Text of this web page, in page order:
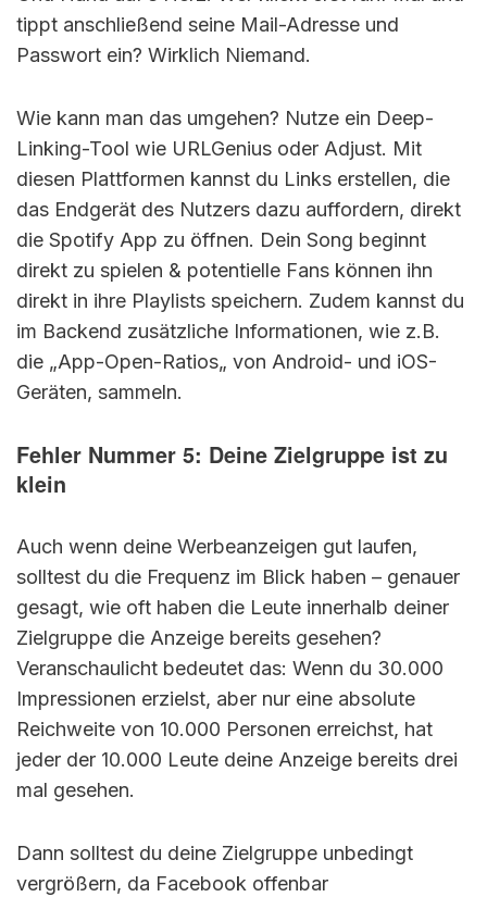
tippt anschließend seine Mail-Adresse und
Passwort ein? Wirklich Niemand.
Wie kann man das umgehen? Nutze ein Deep-
Linking-Tool wie URLGenius oder Adjust. Mit
diesen Plattformen kannst du Links erstellen, die
das Endgerät des Nutzers dazu auffordern, direkt
die Spotify App zu öffnen. Dein Song beginnt
direkt zu spielen & potentielle Fans können ihn
direkt in ihre Playlists speichern. Zudem kannst du
im Backend zusätzliche Informationen, wie z.B.
die „App-Open-Ratios„ von Android- und iOS-
Geräten, sammeln.
Fehler Nummer 5: Deine Zielgruppe ist zu
klein
Auch wenn deine Werbeanzeigen gut laufen,
solltest du die Frequenz im Blick haben – genauer
gesagt, wie oft haben die Leute innerhalb deiner
Zielgruppe die Anzeige bereits gesehen?
Veranschaulicht bedeutet das: Wenn du 30.000
Impressionen erzielst, aber nur eine absolute
Reichweite von 10.000 Personen erreichst, hat
jeder der 10.000 Leute deine Anzeige bereits drei
mal gesehen.
Dann solltest du deine Zielgruppe unbedingt
vergrößern, da Facebook offenbar